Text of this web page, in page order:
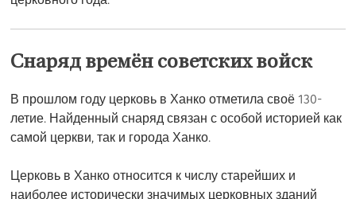
Снаряд времён советских войск
В прошлом году церковь в Ханко отметила своё 130-
летие. Найденный снаряд связан с особой историей как
самой церкви, так и города Ханко.
Церковь в Ханко относится к числу старейших и
наиболее исторически значимых церковных зданий